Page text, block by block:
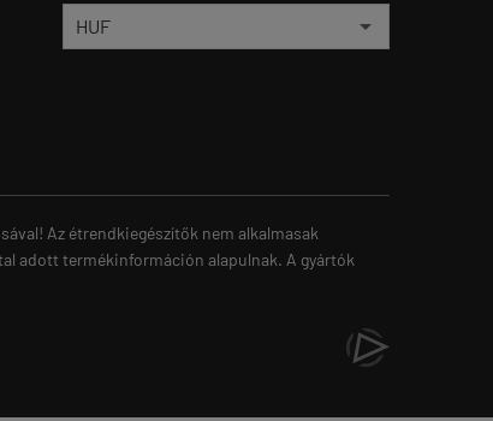
Az étrendkiegészítők nem alkalmasak
adott termékinformáción alapulnak. A gyártók